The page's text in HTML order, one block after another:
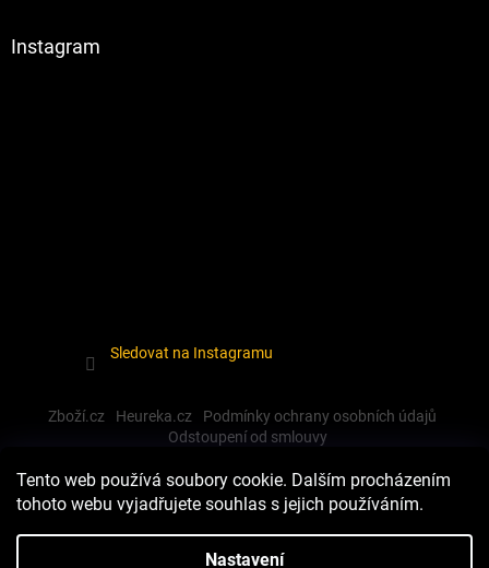
Tento web používá soubory cookie. Dalším procházením
tohoto webu vyjadřujete souhlas s jejich používáním.
Nastavení
Instagram
Sledovat na Instagramu
Zboží.cz Heureka.cz
Podmínky ochrany osobních údajů
Odstoupení od smlouvy